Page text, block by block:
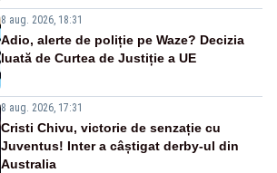
8 aug. 2026, 18:31
Adio, alerte de poliție pe Waze? Decizia
luată de Curtea de Justiție a UE
8 aug. 2026, 17:31
Cristi Chivu, victorie de senzație cu
Juventus! Inter a câștigat derby-ul din
Australia